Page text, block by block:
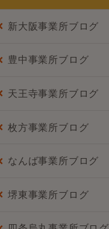
新大阪事業所ブログ
豊中事業所ブログ
天王寺事業所ブログ
枚方事業所ブログ
なんば事業所ブログ
堺東事業所ブログ